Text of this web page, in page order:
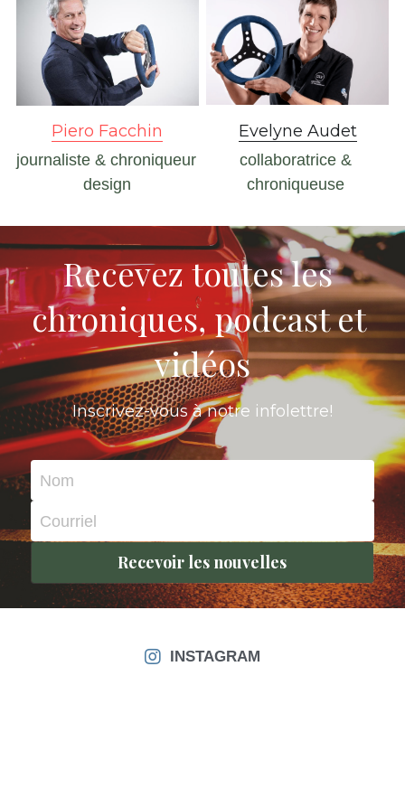
Piero Facchin
journaliste & chroniqueur
design
Evelyne Audet
collaboratrice &
chroniqueuse
Recevez toutes les
chroniques, podcast et
vidéos
Inscrivez-vous à notre infolettre!
Nom
Courriel
Recevoir les nouvelles
INSTAGRAM